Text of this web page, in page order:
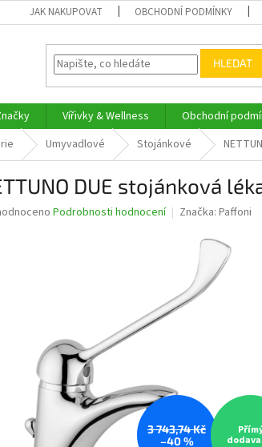
JAK NAKUPOVAT OBCHODNÍ PODMÍNKY
HLEDAT
Vířivky & Wellness Obchodní
Umyvadlové Stojánkové
DUE stojánková
Podrobnosti hodnocení Značka: Paffoni
3 743,74 Kč
–40 %